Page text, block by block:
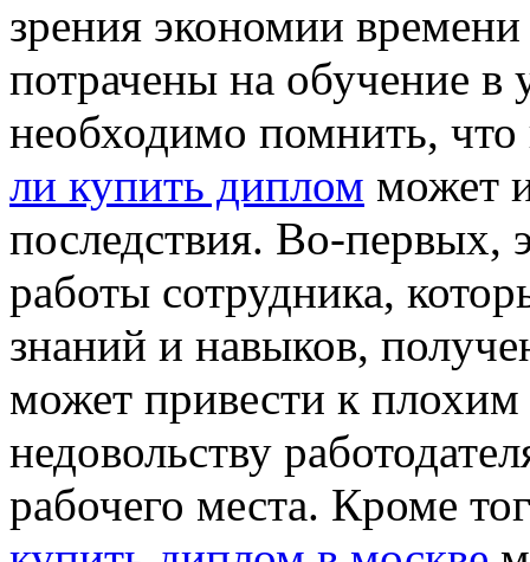
зрения экономии
потрачены на обучение в
необходимо помнить,
ли купить диплом может
последствия. Во-первых,
работы сотрудника,
знаний и навыков,
может привести к плохим
недовольству
рабочего места. Кроме